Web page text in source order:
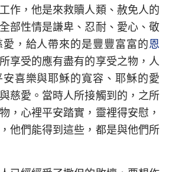
作，他是來救贖人類、赦免人的
部性情是謙卑、忍耐、愛心、敬
，給人帶來的是豐豐富富的恩
享受的應有盡有的享受之物，人
喜樂與耶穌的寬容、耶穌的愛
慈愛。當時人所接觸到的，之所
，心裡平安踏實，靈裡得安慰，
他們能得到這些，都是與他們所